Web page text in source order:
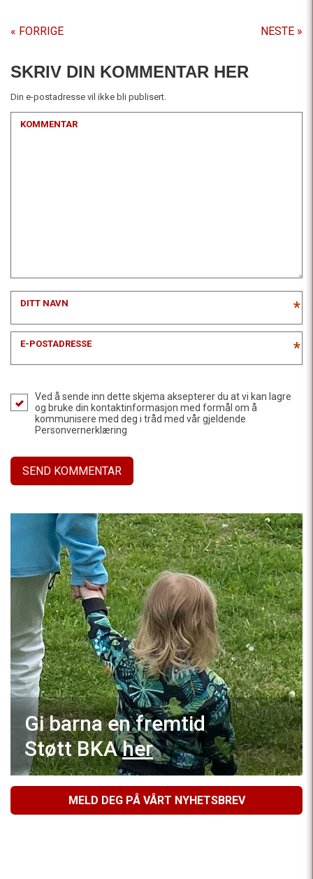
« FORRIGE NESTE »
SKRIV DIN KOMMENTAR HER
Din e-postadresse vil ikke bli publisert.
KOMMENTAR
DITT NAVN *
E-POSTADRESSE *
Ved å sende inn dette skjema aksepterer du at vi kan lagre
og bruke din kontaktinformasjon med formål om å
kommunisere med deg i tråd med vår gjeldende
Personvernerklæring
Gi barna en fremtid
Støtt BKAher
MELD DEG PÅ VÅRT NYHETSBREV